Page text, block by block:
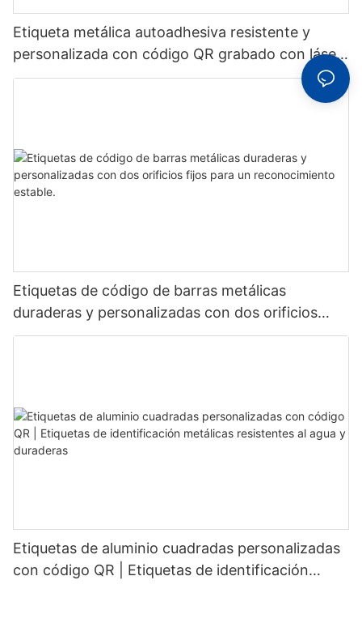
Etiqueta metálica autoadhesiva resistente y
personalizada con código QR grabado con láser,
etiqueta de código de barras de aluminio con
Etiquetas de código de barras metálicas
duraderas y personalizadas con dos orificios
fijos para un reconocimiento estable.
Etiquetas de aluminio cuadradas personalizadas
con código QR | Etiquetas de identificación